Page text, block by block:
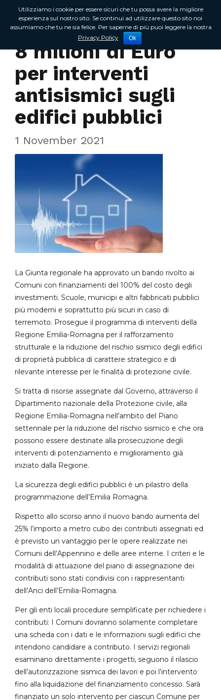
In Regione
8 milioni di Euro
per interventi
antisismici sugli
edifici pubblici
1 November 2021
La Giunta regionale ha approvato un bando rivolto ai
Comuni con finanziamenti del 100% del costo degli
investimenti. Scuole, municipi e altri fabbricati pubblici
più moderni e soprattutto più sicuri in caso di
terremoto. Prosegue il programma di interventi della
Regione Emilia-Romagna per il rafforzamento
strutturale e la riduzione del rischio sismico degli edifici
di proprietà pubblica di carattere strategico e di
rilevante interesse per le finalità di protezione civile.
Si tratta di risorse assegnate dal Governo, attraverso il
Dipartimento nazionale della Protezione civile, alla
Regione Emilia-Romagna nell’ambito del Piano
settennale per la riduzione del rischio sismico e che ora
possono essere destinate alla prosecuzione degli
interventi di potenziamento e miglioramento già
iniziato dalla Regione.
La sicurezza degli edifici pubblici è un pilastro della
programmazione dell’Emilia Romagna.
Rispetto allo scorso anno il nuovo bando aumenta del
25% l’importo a metro cubo dei contributi assegnati ed
è previsto un vantaggio per le opere realizzate nei
Comuni dell’Appennino e delle aree interne. I criteri e le
modalità di attuazione del piano di assegnazione dei
contributi sono stati condivisi con i rappresentanti
dell’Anci dell’Emilia-Romagna.
Per gli enti locali procedure semplificate per richiedere i
contributi: I Comuni dovranno solamente completare
una scheda con i dati e le informazioni sugli edifici che
intendono candidare a contributo. I servizi regionali
esaminano direttamente i progetti, seguono il rilascio
dell’autorizzazione sismica dei lavori e poi l’intervento
fino alla liquidazione del finanziamento concesso. Sarà
finanziato un solo intervento per ciascun Comune per
Utilizziamo i cookie per essere sicuri che tu possa avere la migliore
esperienza sul nostro sito. Se continui ad utilizzare questo sito noi
assumiamo che tu ne sia felice. Per saperne di più puoi leggere la nostra
Privacy Policy
Ok